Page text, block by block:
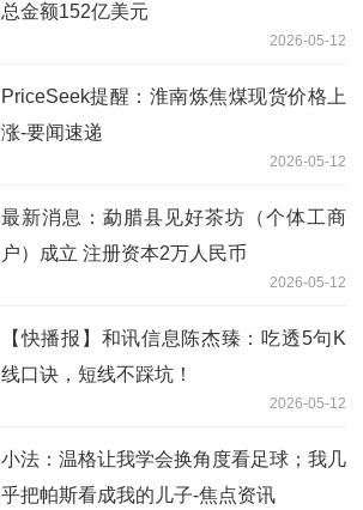
总金额152亿美元
2026-05-12
PriceSeek提醒：淮南炼焦煤现货价格上
涨-要闻速递
2026-05-12
最新消息：勐腊县见好茶坊（个体工商
户）成立 注册资本2万人民币
2026-05-12
【快播报】和讯信息陈杰臻：吃透5句K
线口诀，短线不踩坑！
2026-05-12
小法：温格让我学会换角度看足球；我几
乎把帕斯看成我的儿子-焦点资讯